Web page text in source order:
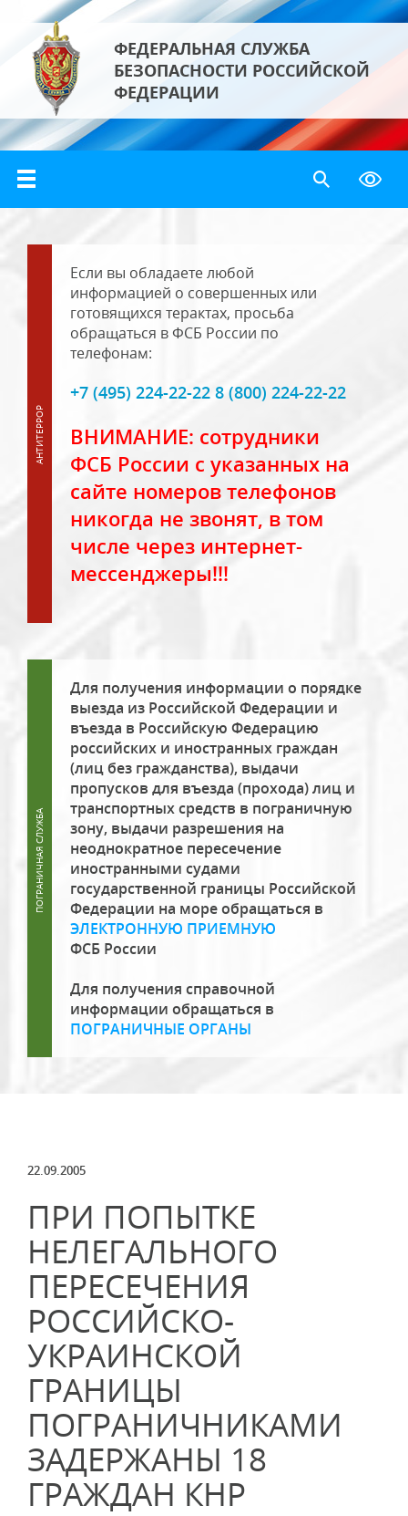
ФЕДЕРАЛЬНАЯ СЛУЖБА
БЕЗОПАСНОСТИ РОССИЙСКОЙ
ФЕДЕРАЦИИ
Если вы обладаете любой
информацией о совершенных или
готовящихся терактах, просьба
обращаться в ФСБ России по
телефонам:
+7 (495) 224-22-22 8 (800) 224-22-22
ВНИМАНИЕ: сотрудники
ФСБ России с указанных на
сайте номеров телефонов
никогда не звонят, в том
числе через интернет-
мессенджеры!!!
Для получения информации о порядке
выезда из Российской Федерации и
въезда в Российскую Федерацию
российских и иностранных граждан
(лиц без гражданства), выдачи
пропусков для въезда (прохода) лиц и
транспортных средств в пограничную
зону, выдачи разрешения на
неоднократное пересечение
иностранными судами
государственной границы Российской
Федерации на море обращаться в
ЭЛЕКТРОННУЮ ПРИЕМНУЮ
ФСБ России
Для получения справочной
информации обращаться в
ПОГРАНИЧНЫЕ ОРГАНЫ
22.09.2005
ПРИ ПОПЫТКЕ
НЕЛЕГАЛЬНОГО
ПЕРЕСЕЧЕНИЯ
РОССИЙСКО-
УКРАИНСКОЙ
ГРАНИЦЫ
ПОГРАНИЧНИКАМИ
ЗАДЕРЖАНЫ 18
ГРАЖДАН КНР